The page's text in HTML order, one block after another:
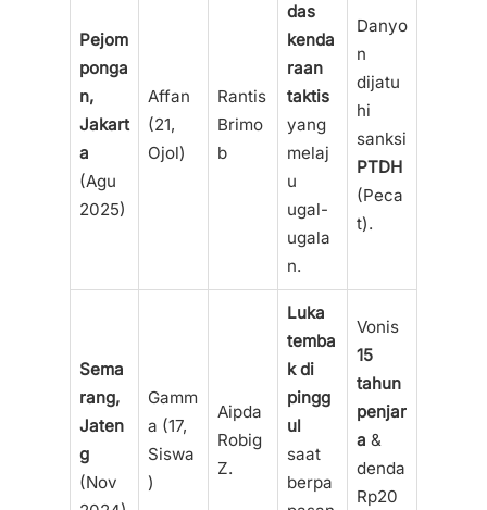
Pejom
ponga
n,
Jakart
a
(Agu
2025)
Affan
(21,
Ojol)
Rantis
Brimo
b
das
kenda
raan
taktis
yang
melaj
u
ugal-
ugala
n.
Danyo
n
dijatu
hi
sanksi
PTDH
(Peca
t).
Sema
rang,
Jaten
g
(Nov
Gamm
a (17,
Siswa
)
Aipda
Robig
Z.
Luka
temba
k di
pingg
ul
saat
berpa
Vonis
15
tahun
penjar
a &
denda
Rp20